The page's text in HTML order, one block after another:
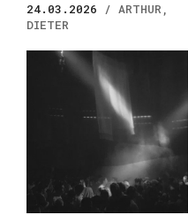
24.03.2026
/ ARTHUR,
DIETER